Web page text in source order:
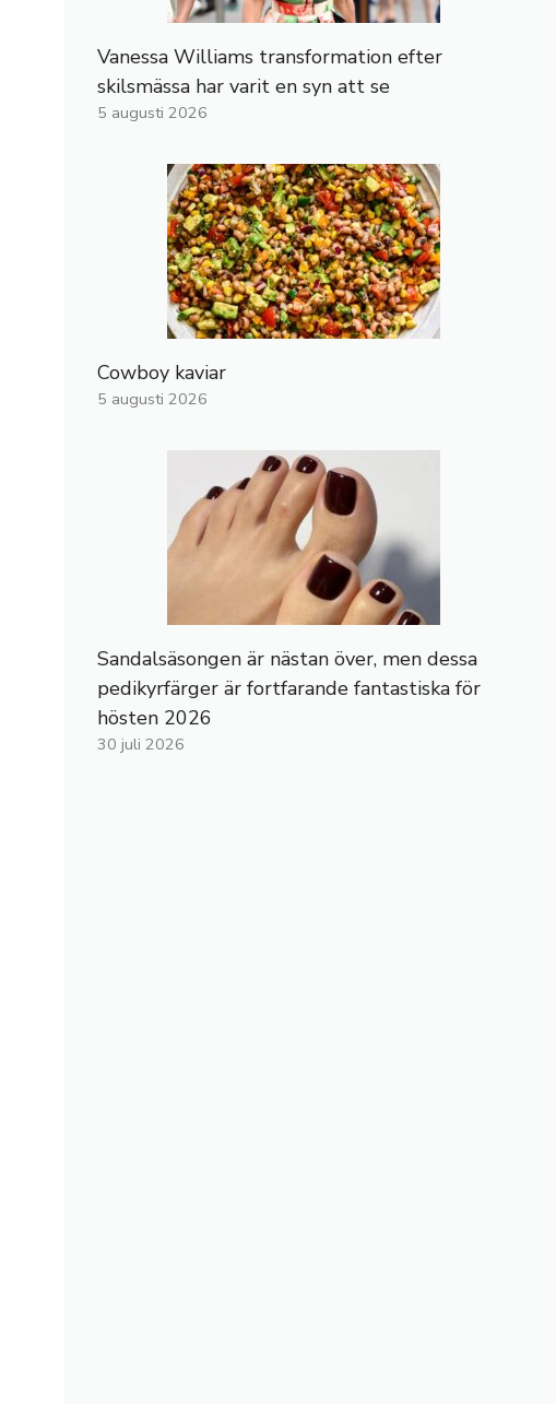
Vanessa Williams transformation efter
skilsmässa har varit en syn att se
5 augusti 2026
Cowboy kaviar
5 augusti 2026
Sandalsäsongen är nästan över, men dessa
pedikyrfärger är fortfarande fantastiska för
hösten 2026
30 juli 2026